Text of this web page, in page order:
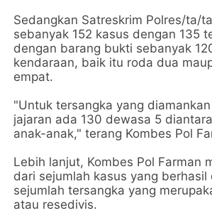
Sedangkan Satreskrim Polres/ta/
sebanyak 152 kasus dengan 135
dengan barang bukti sebanyak
kendaraan, baik itu roda dua
empat.
"Untuk tersangka yang
jajaran ada 130 dewasa 5
anak-anak," terang Kombes Pol
Lebih lanjut, Kombes Pol Farman
dari sejumlah kasus yang berhasil
sejumlah tersangka yang
atau resedivis.